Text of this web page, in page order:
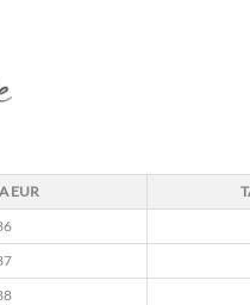
EUR